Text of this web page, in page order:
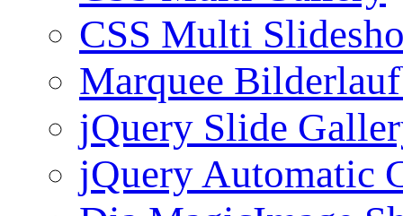
CSS Multi
Marquee
jQuery Slide
jQuery Automatic